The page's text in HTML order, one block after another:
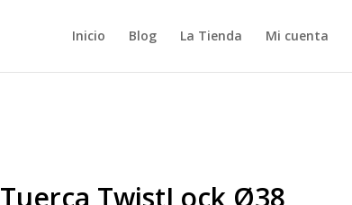
Inicio Blog La Tienda Mi cuenta
Tuerca TwistLock Ø38